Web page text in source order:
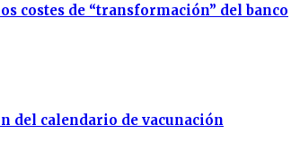
costes de “transformación” del banco
del calendario de vacunación